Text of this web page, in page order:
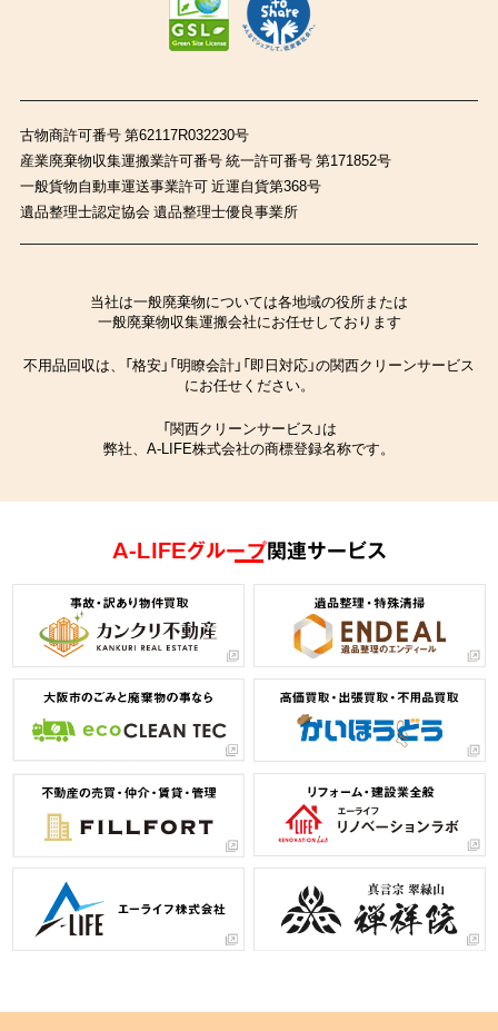
古物商許可番号 第62117R032230号
産業廃棄物収集運搬業許可番号 統一許可番号 第171852号
一般貨物自動車運送事業許可 近運自貨第368号
遺品整理士認定協会 遺品整理士優良事業所
当社は一般廃棄物については各地域の役所または
一般廃棄物収集運搬会社にお任せしております
不用品回収は、「格安」「明瞭会計」「即日対応」の関西クリーンサービス
にお任せください。
「関西クリーンサービス」は
弊社、A-LIFE株式会社の商標登録名称です。
A-LIFEグループ関連サービス